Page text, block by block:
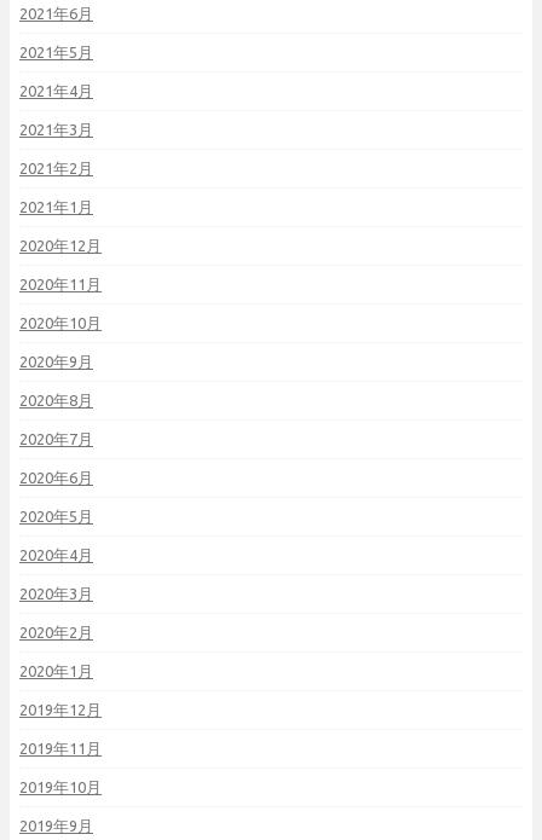
2021年6月
2021年5月
2021年4月
2021年3月
2021年2月
2021年1月
2020年12月
2020年11月
2020年10月
2020年9月
2020年8月
2020年7月
2020年6月
2020年5月
2020年4月
2020年3月
2020年2月
2020年1月
2019年12月
2019年11月
2019年10月
2019年9月